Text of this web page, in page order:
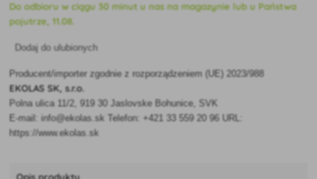
Do odbioru w ciągu 30 minut u nas na magazynie lub u Państwa
pojutrze, 11.08.
Dodaj do ulubionych
Producent/importer zgodnie z rozporządzeniem (UE) 2023/988
EKOLAS SK, s.r.o.
Polna ulica 11/2, 919 30 Jaslovske Bohunice, SVK
E-mail: info@ekolas.sk Telefon: +421 33 559 20 96 URL:
https://www.ekolas.sk